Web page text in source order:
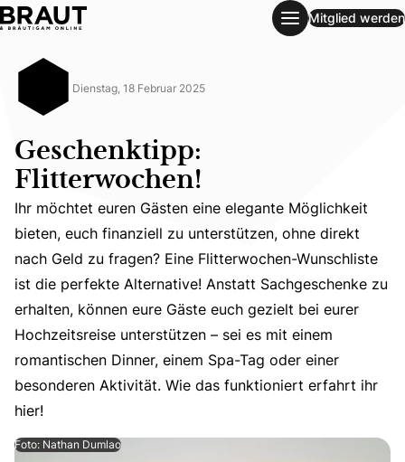
Mitglied werden
Dienstag, 18 Februar 2025
Geschenktipp:
Flitterwochen!
Ihr möchtet euren Gästen eine elegante Möglichkeit
Ihr möchtet euren Gästen eine elegante Möglichkeit
bieten, euch finanziell zu unterstützen, ohne direkt
nach Geld zu fragen? Eine Flitterwochen-Wunschliste
ist die perfekte Alternative! Anstatt Sachgeschenke zu
erhalten, können eure Gäste euch gezielt bei eurer
Hochzeitsreise unterstützen – sei es mit einem
romantischen Dinner, einem Spa-Tag oder einer
besonderen Aktivität. Wie das funktioniert erfahrt ihr
hier!
Foto: Nathan Dumlao